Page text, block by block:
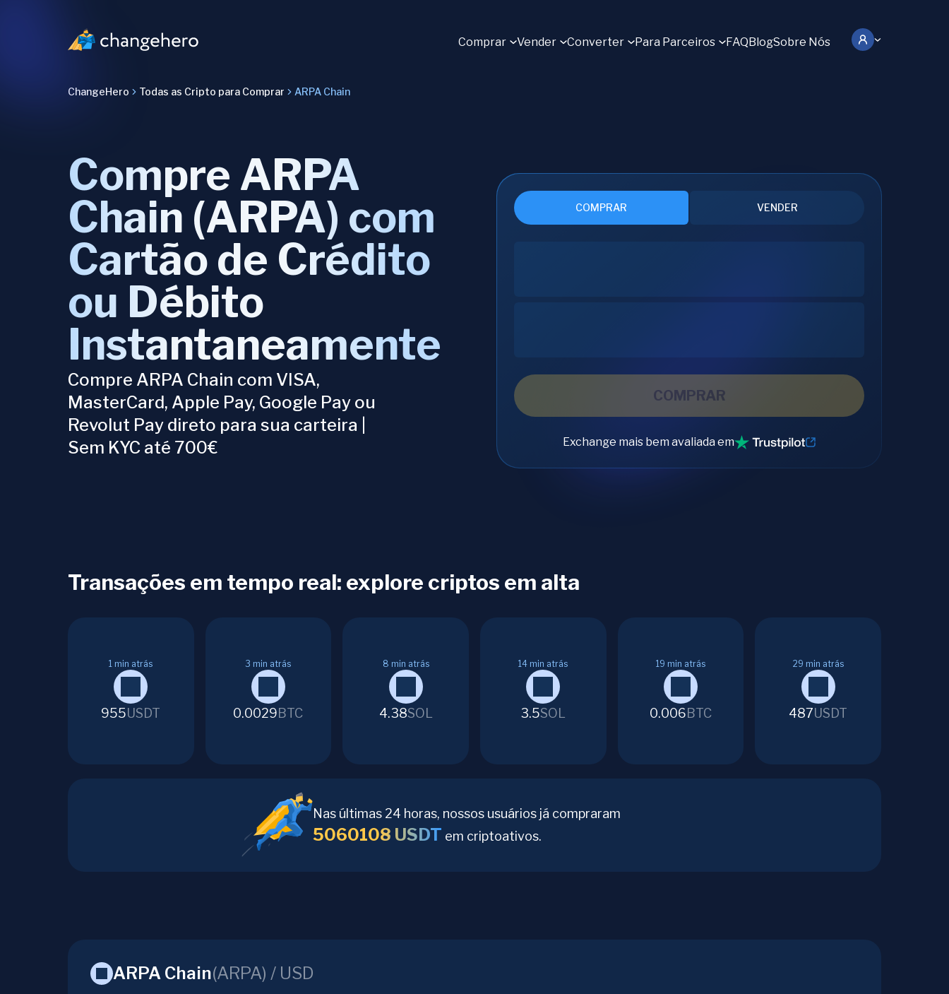
Comprar Vender Converter Para Parceiros FAQBlogSobre Nós
ChangeHero Todas as Cripto para Comprar ARPA Chain
Compre ARPA
Chain (ARPA) com
Cartão de Crédito
ou Débito
Instantaneamente
Compre ARPA Chain com VISA,
MasterCard, Apple Pay, Google Pay ou
Revolut Pay direto para sua carteira |
Sem KYC até 700€
COMPRAR VENDER
COMPRAR
Exchange mais bem avaliada em
Transações em tempo real: explore criptos em alta
1 min atrás
955USDT
3 min atrás
0.0029BTC
8 min atrás
4.38SOL
14 min atrás
3.5SOL
19 min atrás
0.006BTC
29 min atrás
487USDT
Nas últimas 24 horas, nossos usuários já compraram
5060108 USDT em criptoativos.
ARPA Chain(ARPA) / USD